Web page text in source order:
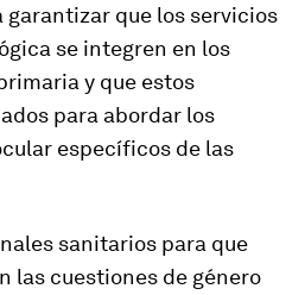
garantizar que los servicios
se integren en los
y que estos
para abordar los
específicos de las
sanitarios para que
las cuestiones de género